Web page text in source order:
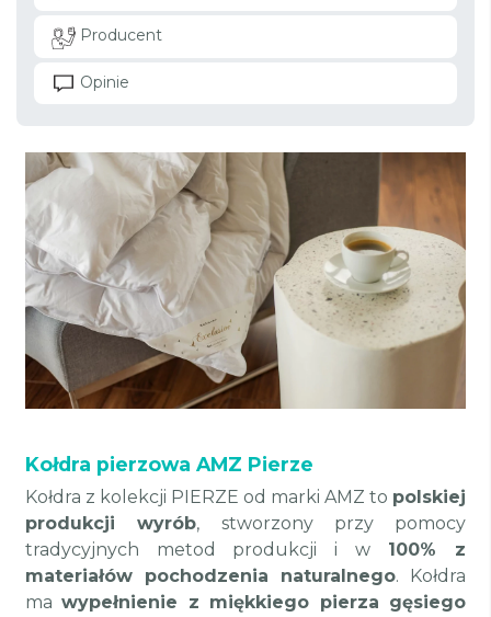
Producent
Opinie
Kołdra pierzowa AMZ Pierze
Kołdra z kolekcji PIERZE od marki AMZ to polskiej
produkcji wyrób, stworzony przy pomocy
tradycyjnych metod produkcji i w100% z
materiałów pochodzenia naturalnego. Kołdra
mawypełnienie z miękkiego pierza gęsiego